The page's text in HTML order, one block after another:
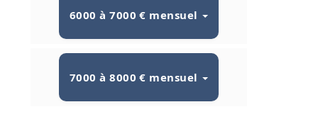
6000 à 7000 € mensuel
7000 à 8000 € mensuel